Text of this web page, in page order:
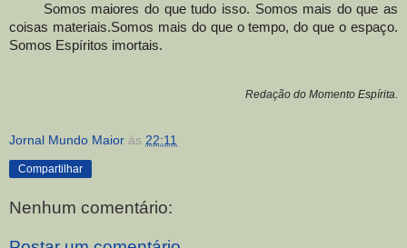
Somos maiores do que tudo isso. Somos mais do que as
coisas materiais.Somos mais do que o tempo, do que o espaço.
Somos Espíritos imortais.
Redação do Momento Espírita.
Jornal Mundo Maior às 22:11
Compartilhar
Nenhum comentário: